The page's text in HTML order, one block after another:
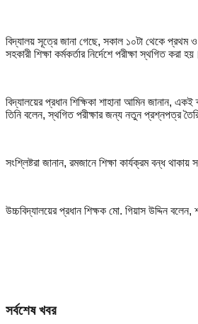
বিদ্যালয় সূত্রে জানা গেছে, সকাল ১০টা থেকে প্রথম ও
সহকারী শিক্ষা কর্মকর্তার নির্দেশে পরীক্ষা স্থগিত করা হয়।
বিদ্যালয়ের প্রধান শিক্ষিকা শাহানা আমিন জানান,
তিনি বলেন, স্থগিত পরীক্ষার জন্য নতুন প্রশ্নপত্র
সংশ্লিষ্টরা জানান, রমজানে শিক্ষা কার্যক্রম বন্ধ
উচ্চবিদ্যালয়ের প্রধান শিক্ষক মো. গিয়াস উদ্দিন
সর্বশেষ খবর